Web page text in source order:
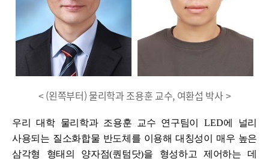
< (왼쪽부터) 물리학과 조용훈 교수, 여환섭 박사 >
우리 대학 물리학과 조용훈 교수 연구팀이LED에 널리
사용되는 질소화합물 반도체를 이용해 대칭성이 매우 높은
삼각형 형태의 양자점(퀀텀닷)을 형성하고 제어하는 데